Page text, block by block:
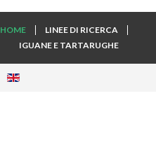
HOME
LINEE DI RICERCA
IGUANE E TARTARUGHE